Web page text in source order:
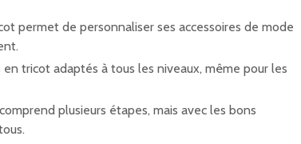
permet de personnaliser ses accessoires de mode
tricot adaptés à tous les niveaux, même pour les
plusieurs étapes, mais avec les bons